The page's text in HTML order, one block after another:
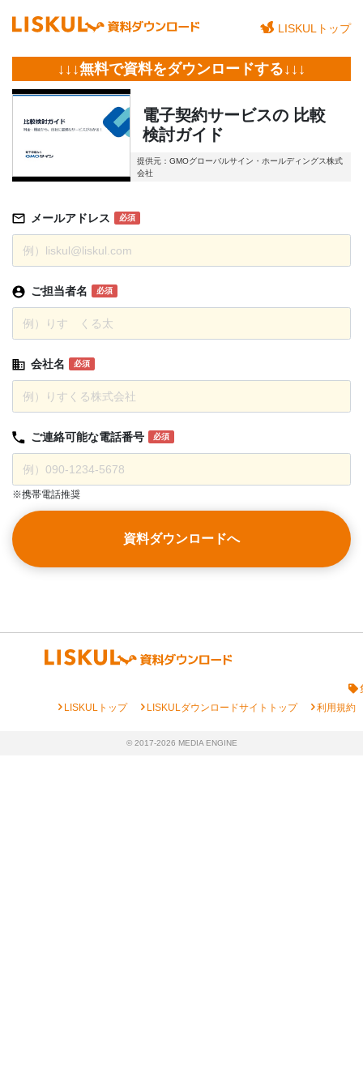
LISKULトップ
↓↓↓無料で資料をダウンロードする↓↓↓
電子契約サービスの 比較
検討ガイド
提供元：GMOグローバルサイン・ホールディングス株式
会社
メールアドレス 必須
ご担当者名 必須
会社名 必須
ご連絡可能な電話番号 必須
※携帯電話推奨
資料ダウンロードへ
chevron_rightLISKULトップ chevron_rightLISKULダウンロードサイトトップ chevron_right利用規約
© 2017-2026 MEDIA ENGINE